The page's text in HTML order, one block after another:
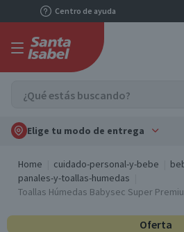
Centro de ayuda
Elige tu modo de entrega
Home cuidado-personal-y-bebe
panales-y-toallas-humedas
Toallas Húmedas Babysec Super
Oferta